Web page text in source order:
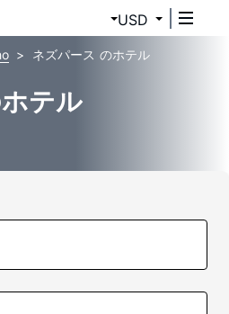
USD
ネズパース のホテル
テル